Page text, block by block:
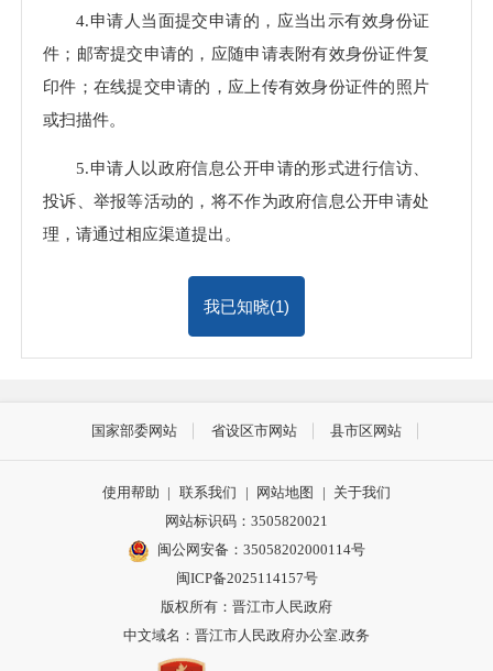
4.申请人当面提交申请的，应当出示有效身份证
件；邮寄提交申请的，应随申请表附有效身份证件复
印件；在线提交申请的，应上传有效身份证件的照片
或扫描件。
5.申请人以政府信息公开申请的形式进行信访、
投诉、举报等活动的，将不作为政府信息公开申请处
理，请通过相应渠道提出。
我已知晓(1)
国家部委网站 省设区市网站 县市区网站
使用帮助 | 联系我们 | 网站地图 | 关于我们
网站标识码：3505820021
闽公网安备：35058202000114号
闽ICP备2025114157号
版权所有：晋江市人民政府
中文域名：晋江市人民政府办公室.政务